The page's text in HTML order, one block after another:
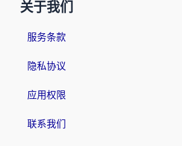
关于我们
服务条款
隐私协议
应用权限
联系我们